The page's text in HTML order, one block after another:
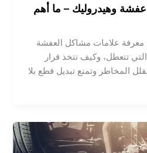
وهيدروليك – ما أهم
علامات مشاكل العفشة
التي تتعطل، وكيف تتخذ قرار
المخاطر وتمنع تبديل قطع بلا